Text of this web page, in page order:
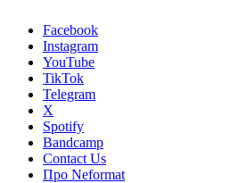
Facebook
Instagram
YouTube
TikTok
Telegram
X
Spotify
Bandcamp
Contact Us
Про Neformat